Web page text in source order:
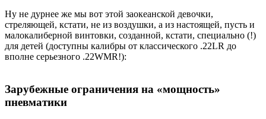
Ну не дурнее же мы вот этой заокеанской девочки,
стреляющей, кстати, не из воздушки, а из настоящей, пусть и
малокалиберной винтовки, созданной, кстати, специально (!)
для детей (доступны калибры от классического .22LR до
вполне серьезного .22WMR!):
Зарубежные ограничения на «мощность»
пневматики